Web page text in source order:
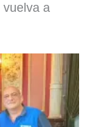
vuelva a